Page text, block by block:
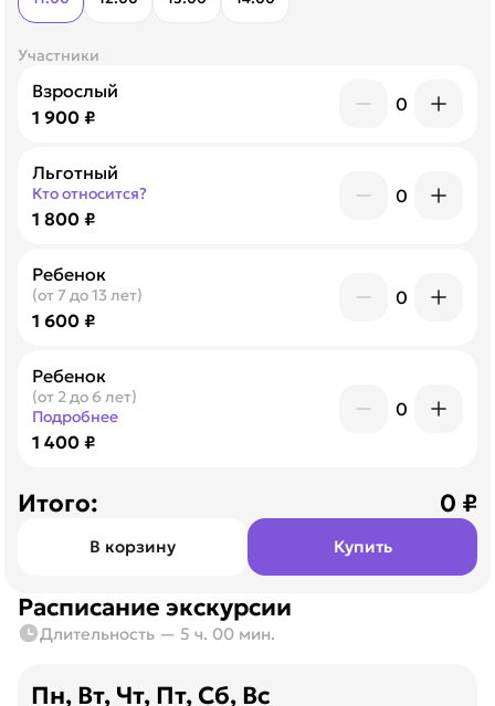
Участники
Взрослый
1 900 ₽
0
Льготный
Кто относится?
1 800 ₽
0
Ребенок
(от 7 до 13 лет)
1 600 ₽
0
Ребенок
(от 2 до 6 лет)
Подробнее
1 400 ₽
0
Итого: 0 ₽
В корзину Купить
Расписание экскурсии
Длительность — 5 ч. 00 мин.
Пн, Вт, Чт, Пт, Сб, Вс